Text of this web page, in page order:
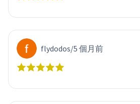
flydodos/5 個月前